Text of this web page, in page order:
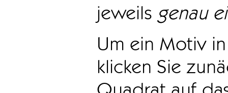
jeweils genau
Um ein Motiv
klicken Sie